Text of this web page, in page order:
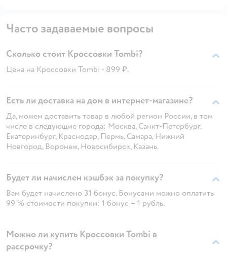
Часто задаваемые вопросы
Сколько стоит Кроссовки Tombi?
Цена на Кроссовки Tombi - 899 ₽.
Есть ли доставка на дом в интернет-магазине?
Да, можем доставить товар в любой регион России, в том
числе в следующие города: Москва, Санкт-Петербург,
Екатеринбург, Краснодар, Пермь, Самара, Нижний
Новгород, Воронеж, Новосибирск, Казань.
Будет ли начислен кэшбэк за покупку?
Вам будет начислено 31 бонус. Бонусами можно оплатить
99 % стоимости покупки: 1 бонус = 1 рубль.
Можно ли купить Кроссовки Tombi в
рассрочку?